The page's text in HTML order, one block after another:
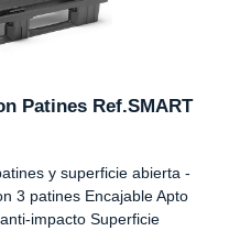
Patines Ref.SMART
y superficie abierta -
3 patines Encajable Apto
impacto Superficie